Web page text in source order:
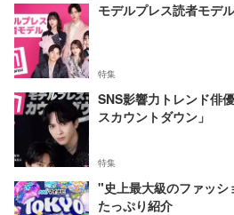
モデルプレス読者モデ
特集
SNS影響力トレンド俳
スカウントダウン」
特集
"史上最大級のファッ
たっぷり紹介